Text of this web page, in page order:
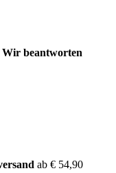
Wir beantworten
ab € 54,90